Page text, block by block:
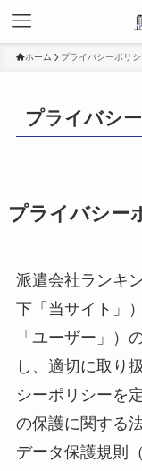
ホーム プライバシーポリシ
プライバシ
プライバシー
派遣会社ランキ
下「当サイト」
「ユーザー」）
し、適切に取り
シーポリシーを
の保護に関する
データ保護規則